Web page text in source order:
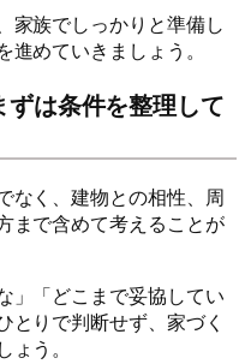
家族でしっかりと準備し
めていきましょう。
は条件を整理して
なく、建物との相性、周
まで含めて考えることが
」「どこまで妥協してい
とりで判断せず、家づく
う。